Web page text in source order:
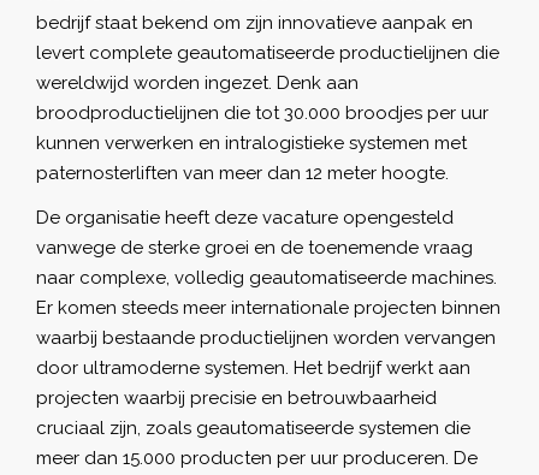
bedrijf staat bekend om zijn innovatieve aanpak en
levert complete geautomatiseerde productielijnen die
wereldwijd worden ingezet. Denk aan
broodproductielijnen die tot 30.000 broodjes per uur
kunnen verwerken en intralogistieke systemen met
paternosterliften van meer dan 12 meter hoogte.
De organisatie heeft deze vacature opengesteld
vanwege de sterke groei en de toenemende vraag
naar complexe, volledig geautomatiseerde machines.
Er komen steeds meer internationale projecten binnen
waarbij bestaande productielijnen worden vervangen
door ultramoderne systemen. Het bedrijf werkt aan
projecten waarbij precisie en betrouwbaarheid
cruciaal zijn, zoals geautomatiseerde systemen die
meer dan 15.000 producten per uur produceren. De